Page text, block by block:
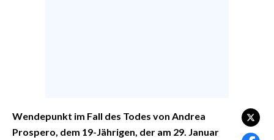
Wendepunkt im Fall des Todes von Andrea
Prospero, dem 19-Jährigen, der am 29. Januar